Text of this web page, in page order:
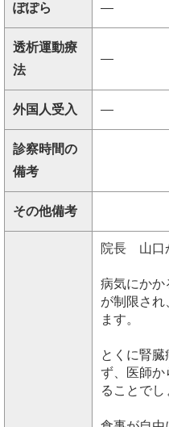
ぽぽら ―
透析運動療
法
―
外国人受入 ―
診察時間の
備考
その他備考
院長 山口
病気にかか
が制限され
ます。
とくに腎臓
ず、医師か
ることでし